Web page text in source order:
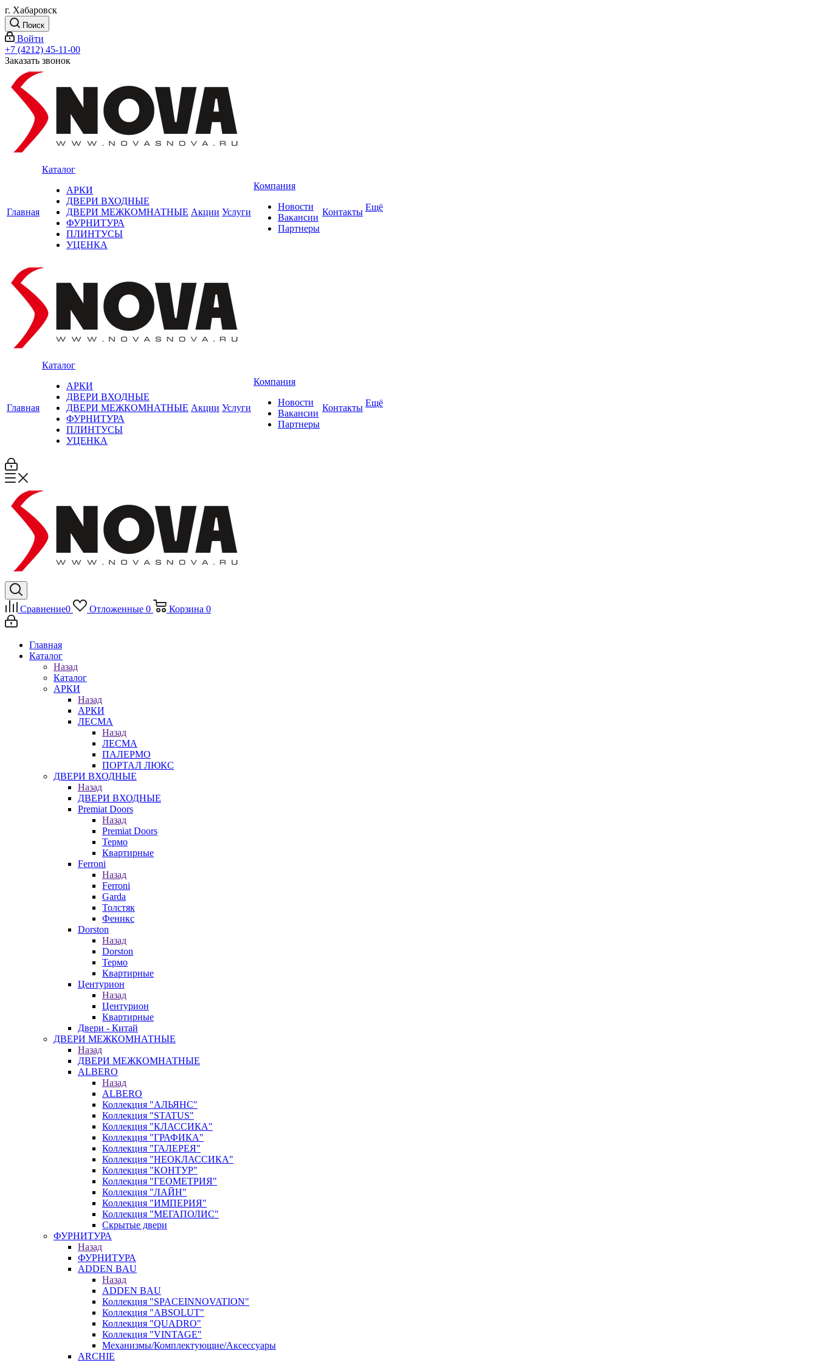
г. Хабаровск
Поиск
Войти
+7 (4212) 45-11-00
Заказать звонок
Главная
Каталог
АРКИ
ДВЕРИ ВХОДНЫЕ
ДВЕРИ МЕЖКОМНАТНЫЕ
ФУРНИТУРА
ПЛИНТУСЫ
УЦЕНКА
Акции Услуги
Компания
Новости
Вакансии
Партнеры
Контакты Ещё
Главная
Каталог
АРКИ
ДВЕРИ ВХОДНЫЕ
ДВЕРИ МЕЖКОМНАТНЫЕ
ФУРНИТУРА
ПЛИНТУСЫ
УЦЕНКА
Акции Услуги
Компания
Новости
Вакансии
Партнеры
Контакты Ещё
Сравнение0 Отложенные 0 Корзина 0
Главная
Каталог
Назад
Каталог
АРКИ
Назад
АРКИ
ЛЕСМА
Назад
ЛЕСМА
ПАЛЕРМО
ПОРТАЛ ЛЮКС
ДВЕРИ ВХОДНЫЕ
Назад
ДВЕРИ ВХОДНЫЕ
Premiat Doors
Назад
Premiat Doors
Термо
Квартирные
Ferroni
Назад
Ferroni
Garda
Толстяк
Феникс
Dorston
Назад
Dorston
Термо
Квартирные
Центурион
Назад
Центурион
Квартирные
Двери - Китай
ДВЕРИ МЕЖКОМНАТНЫЕ
Назад
ДВЕРИ МЕЖКОМНАТНЫЕ
ALBERO
Назад
ALBERO
Коллекция "АЛЬЯНС"
Коллекция "STATUS"
Коллекция "КЛАССИКА"
Коллекция "ГРАФИКА"
Коллекция "ГАЛЕРЕЯ"
Коллекция "НЕОКЛАССИКА"
Коллекция "КОНТУР"
Коллекция "ГЕОМЕТРИЯ"
Коллекция "ЛАЙН"
Коллекция "ИМПЕРИЯ"
Коллекция "МЕГАПОЛИС"
Скрытые двери
ФУРНИТУРА
Назад
ФУРНИТУРА
ADDEN BAU
Назад
ADDEN BAU
Коллекция "SPACEINNOVATION"
Коллекция "ABSOLUT"
Коллекция "QUADRO"
Коллекция "VINTAGE"
Механизмы/Комплектующие/Аксессуары
ARCHIE